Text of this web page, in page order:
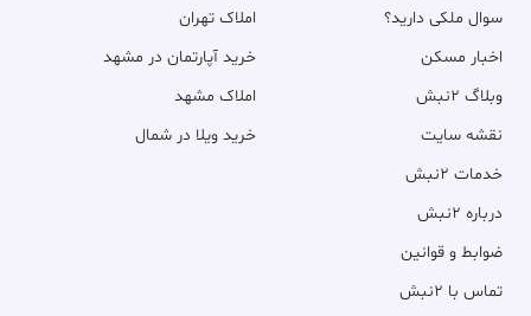
سوال ملکی دارید؟
اخبار مسکن
وبلاگ ۲نبش
نقشه سایت
خدمات ۲نبش
درباره ۲نبش
ضوابط و قوانین
تماس با ۲نبش
املاک تهران
خرید آپارتمان در مشهد
املاک مشهد
خرید ویلا در شمال